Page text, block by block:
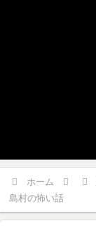
ホーム
島村の怖い話